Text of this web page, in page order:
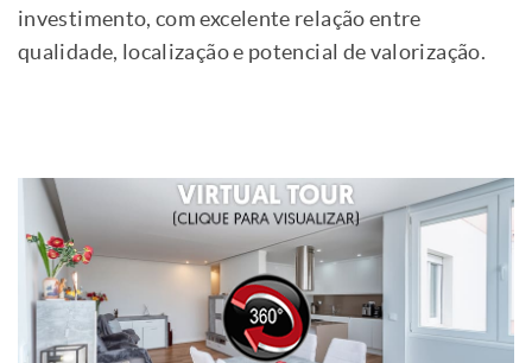
investimento, com excelente relação entre
qualidade, localização e potencial de valorização.